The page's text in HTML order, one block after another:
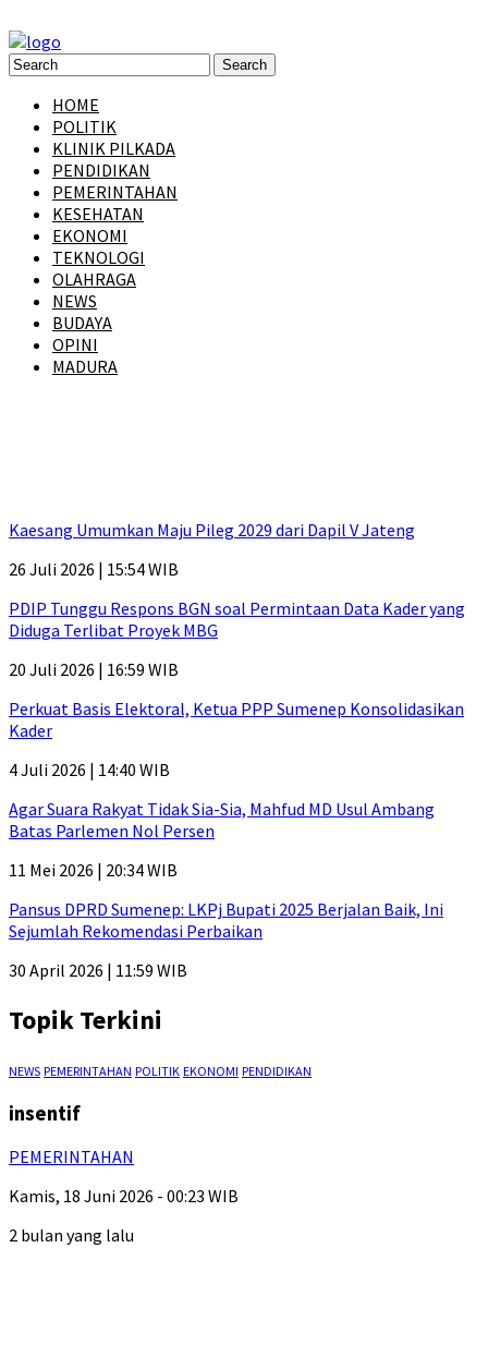
HOME
POLITIK
KLINIK PILKADA
PENDIDIKAN
PEMERINTAHAN
KESEHATAN
EKONOMI
TEKNOLOGI
OLAHRAGA
NEWS
BUDAYA
OPINI
MADURA
Kaesang Umumkan Maju Pileg 2029 dari Dapil V Jateng
26 Juli 2026 | 15:54 WIB
PDIP Tunggu Respons BGN soal Permintaan Data Kader yang
Diduga Terlibat Proyek MBG
20 Juli 2026 | 16:59 WIB
Perkuat Basis Elektoral, Ketua PPP Sumenep Konsolidasikan
Kader
4 Juli 2026 | 14:40 WIB
Agar Suara Rakyat Tidak Sia-Sia, Mahfud MD Usul Ambang
Batas Parlemen Nol Persen
11 Mei 2026 | 20:34 WIB
Pansus DPRD Sumenep: LKPj Bupati 2025 Berjalan Baik, Ini
Sejumlah Rekomendasi Perbaikan
30 April 2026 | 11:59 WIB
Topik Terkini
NEWS PEMERINTAHAN POLITIK EKONOMI PENDIDIKAN
insentif
PEMERINTAHAN
Kamis, 18 Juni 2026 - 00:23 WIB
2 bulan yang lalu